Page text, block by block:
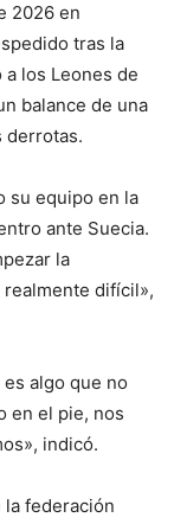
2026 en
tras la
los Leones de
balance de una
derrotas.
su equipo en la
ante Suecia.
la
difícil»,
algo que no
en el pie, nos
indicó.
federación